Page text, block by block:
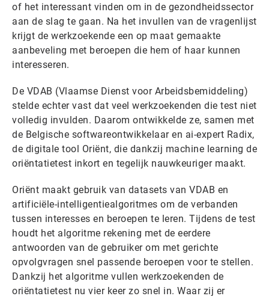
of het interessant vinden om in de gezondheidssector
aan de slag te gaan. Na het invullen van de vragenlijst
krijgt de werkzoekende een op maat gemaakte
aanbeveling met beroepen die hem of haar kunnen
interesseren.
De VDAB (Vlaamse Dienst voor Arbeidsbemiddeling)
stelde echter vast dat veel werkzoekenden die test niet
volledig invulden. Daarom ontwikkelde ze, samen met
de Belgische softwareontwikkelaar en ai-expert Radix,
de digitale tool Oriënt, die dankzij machine learning de
oriëntatietest inkort en tegelijk nauwkeuriger maakt.
Oriënt maakt gebruik van datasets van VDAB en
artificiële-intelligentiealgoritmes om de verbanden
tussen interesses en beroepen te leren. Tijdens de test
houdt het algoritme rekening met de eerdere
antwoorden van de gebruiker om met gerichte
opvolgvragen snel passende beroepen voor te stellen.
Dankzij het algoritme vullen werkzoekenden de
oriëntatietest nu vier keer zo snel in. Waar zij er